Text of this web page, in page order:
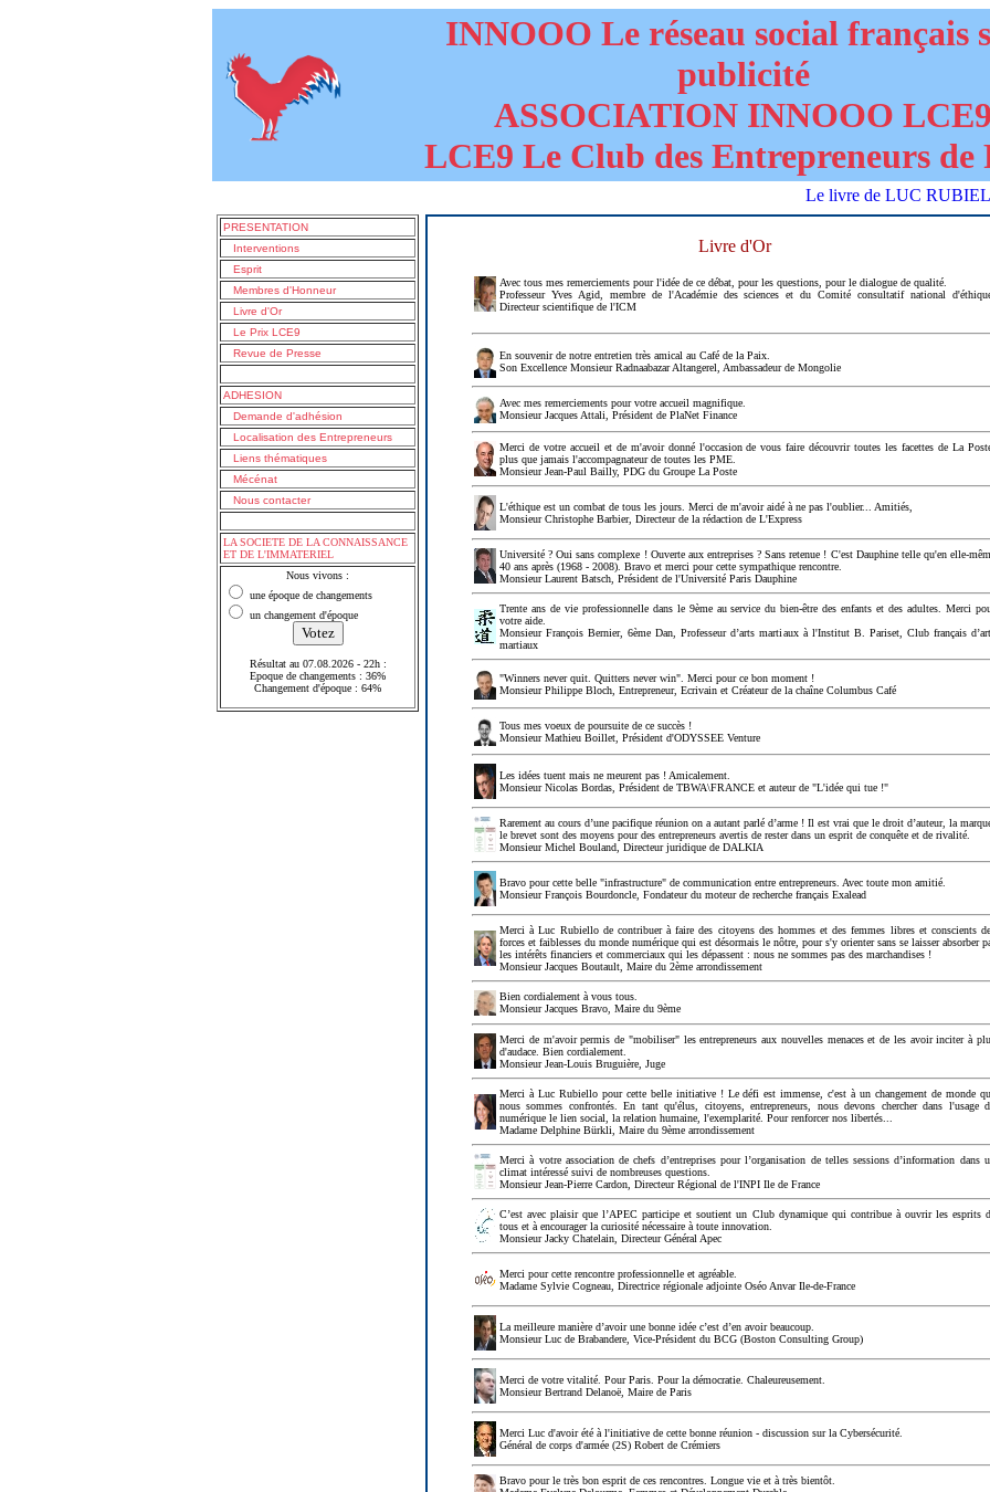
INNOOO Le réseau social français
publicité
ASSOCIATION INNOOO LCE9
LCE9 Le Club des Entrepreneurs de
Le livre de LUC RUBIELLO
PRESENTATION
Interventions
Esprit
Membres d'Honneur
Livre d'Or
Le Prix LCE9
Revue de Presse
ADHESION
Demande d'adhésion
Localisation des Entrepreneurs
Liens thématiques
Mécénat
Nous contacter
LA SOCIETE DE LA CONNAISSANCE
ET DE L'IMMATERIEL
Nous vivons :
une époque de changements
un changement d'époque
Résultat au 07.08.2026 - 22h :
Epoque de changements : 36%
Changement d'époque : 64%
Livre d'Or
Avec tous mes remerciements pour l'idée de ce débat, pour les questions, pour le dialogue de qualité.
Professeur Yves Agid, membre de l'Académie des sciences et du Comité consultatif national
Directeur scientifique de l'ICM
En souvenir de notre entretien très amical au Café de la Paix.
Son Excellence Monsieur Radnaabazar Altangerel, Ambassadeur de Mongolie
Avec mes remerciements pour votre accueil magnifique.
Monsieur Jacques Attali, Président de PlaNet Finance
Merci de votre accueil et de m'avoir donné l'occasion de vous faire découvrir toutes les facettes de La
plus que jamais l'accompagnateur de toutes les PME.
Monsieur Jean-Paul Bailly, PDG du Groupe La Poste
L'éthique est un combat de tous les jours. Merci de m'avoir aidé à ne pas l'oublier... Amitiés,
Monsieur Christophe Barbier, Directeur de la rédaction de L'Express
Université ? Oui sans complexe ! Ouverte aux entreprises ? Sans retenue ! C'est Dauphine telle qu'en elle-
40 ans après (1968 - 2008). Bravo et merci pour cette sympathique rencontre.
Monsieur Laurent Batsch, Président de l'Université Paris Dauphine
Trente ans de vie professionnelle dans le 9ème au service du bien-être des enfants et des adultes. Merci
votre aide.
Monsieur François Bernier, 6ème Dan, Professeur d’arts martiaux à l'Institut B. Pariset, Club français
martiaux
"Winners never quit. Quitters never win". Merci pour ce bon moment !
Monsieur Philippe Bloch, Entrepreneur, Ecrivain et Créateur de la chaîne Columbus Café
Tous mes voeux de poursuite de ce succès !
Monsieur Mathieu Boillet, Président d'ODYSSEE Venture
Les idées tuent mais ne meurent pas ! Amicalement.
Monsieur Nicolas Bordas, Président de TBWA\FRANCE et auteur de "L'idée qui tue !"
Rarement au cours d’une pacifique réunion on a autant parlé d’arme ! Il est vrai que le droit d’auteur, la
le brevet sont des moyens pour des entrepreneurs avertis de rester dans un esprit de conquête et de rivalité.
Monsieur Michel Bouland, Directeur juridique de DALKIA
Bravo pour cette belle "infrastructure" de communication entre entrepreneurs. Avec toute mon amitié.
Monsieur François Bourdoncle, Fondateur du moteur de recherche français Exalead
Merci à Luc Rubiello de contribuer à faire des citoyens des hommes et des femmes libres et conscients
forces et faiblesses du monde numérique qui est désormais le nôtre, pour s'y orienter sans se laisser absorber
les intérêts financiers et commerciaux qui les dépassent : nous ne sommes pas des marchandises !
Monsieur Jacques Boutault, Maire du 2ème arrondissement
Bien cordialement à vous tous.
Monsieur Jacques Bravo, Maire du 9ème
Merci de m'avoir permis de "mobiliser" les entrepreneurs aux nouvelles menaces et de les avoir inciter à
d'audace. Bien cordialement.
Monsieur Jean-Louis Bruguière, Juge
Merci à Luc Rubiello pour cette belle initiative ! Le défi est immense, c'est à un changement de monde
nous sommes confrontés. En tant qu'élus, citoyens, entrepreneurs, nous devons chercher dans l'usage
numérique le lien social, la relation humaine, l'exemplarité. Pour renforcer nos libertés...
Madame Delphine Bürkli, Maire du 9ème arrondissement
Merci à votre association de chefs d’entreprises pour l’organisation de telles sessions d’information dans
climat intéressé suivi de nombreuses questions.
Monsieur Jean-Pierre Cardon, Directeur Régional de l'INPI Ile de France
C’est avec plaisir que l’APEC participe et soutient un Club dynamique qui contribue à ouvrir les esprits
tous et à encourager la curiosité nécessaire à toute innovation.
Monsieur Jacky Chatelain, Directeur Général Apec
Merci pour cette rencontre professionnelle et agréable.
Madame Sylvie Cogneau, Directrice régionale adjointe Oséo Anvar Ile-de-France
La meilleure manière d’avoir une bonne idée c’est d’en avoir beaucoup.
Monsieur Luc de Brabandere, Vice-Président du BCG (Boston Consulting Group)
Merci de votre vitalité. Pour Paris. Pour la démocratie. Chaleureusement.
Monsieur Bertrand Delanoë, Maire de Paris
Merci Luc d'avoir été à l'initiative de cette bonne réunion - discussion sur la Cybersécurité.
Général de corps d'armée (2S) Robert de Crémiers
Bravo pour le très bon esprit de ces rencontres. Longue vie et à très bientôt.